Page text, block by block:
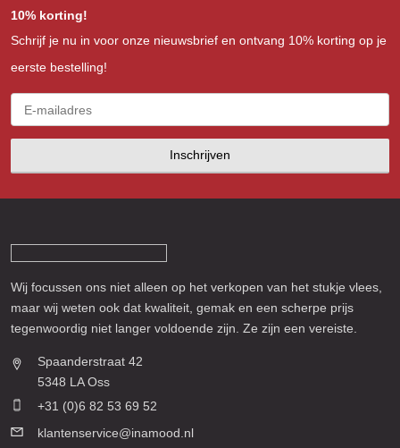
10% korting!
Schrijf je nu in voor onze nieuwsbrief en ontvang 10% korting op je
eerste bestelling!
Inschrijven
Wij focussen ons niet alleen op het verkopen van het stukje vlees,
maar wij weten ook dat kwaliteit, gemak en een scherpe prijs
tegenwoordig niet langer voldoende zijn. Ze zijn een vereiste.
Spaanderstraat 42
5348 LA Oss
+31 (0)6 82 53 69 52
klantenservice@inamood.nl